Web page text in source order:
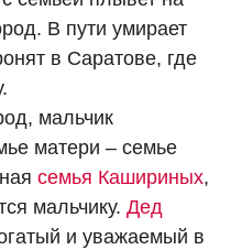
В пути умирает
в Саратове, где
мальчик
матери – семье
семья Кашириных,
мальчику. Дед
и уважаемый в